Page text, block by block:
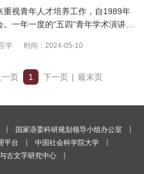
视青年人才培养工作，自1989年
一年一度的“五四”青年学术演讲
学 时间：2024-05-10
一页 1 下一页 | 最末页
｜ 国家语委科研规划领导小组办公室
｜
平台
｜ 中国社会科学院大学
｜
古文字研究中心
｜